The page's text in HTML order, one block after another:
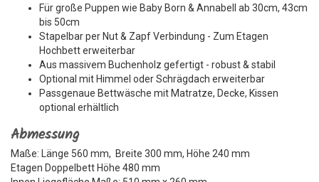
Für große Puppen wie Baby Born & Annabell ab 30cm, 43cm
bis 50cm
Stapelbar per Nut & Zapf Verbindung - Zum Etagen
Hochbett erweiterbar
Aus massivem Buchenholz gefertigt - robust & stabil
Optional mit Himmel oder Schrägdach erweiterbar
Passgenaue Bettwäsche mit Matratze, Decke, Kissen
optional erhältlich
Abmessung
Maße: Länge 560 mm, Breite 300 mm, Höhe 240 mm
Etagen Doppelbett Höhe 480 mm